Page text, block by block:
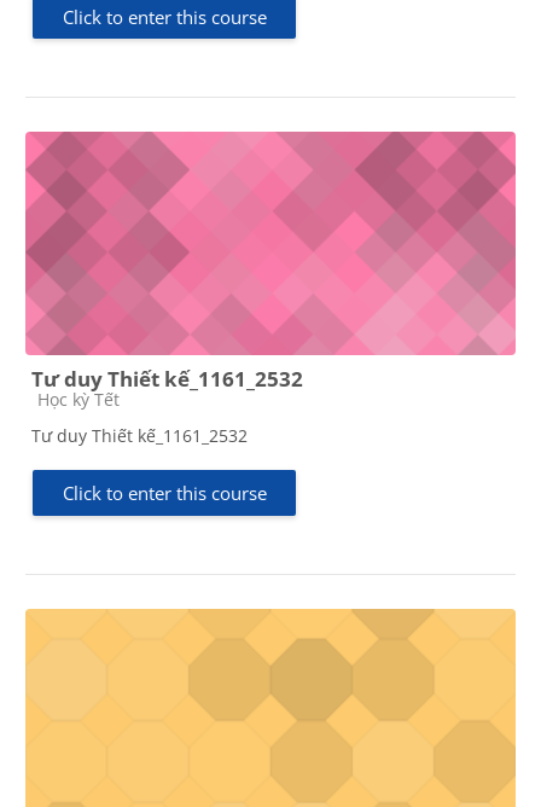
Click to enter this course
Tư duy Thiết kế_1161_2532
Course category
Học kỳ Tết
Tư duy Thiết kế_1161_2532
Click to enter this course